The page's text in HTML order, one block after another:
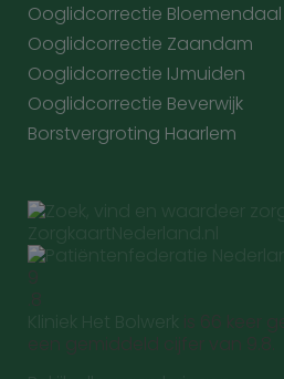
Ooglidcorrectie Bloemendaal
Ooglidcorrectie Zaandam
Ooglidcorrectie IJmuiden
Ooglidcorrectie Beverwijk
Borstvergroting Haarlem
9
.8
is 66 keer
een gemiddeld cijfer van 9.8.